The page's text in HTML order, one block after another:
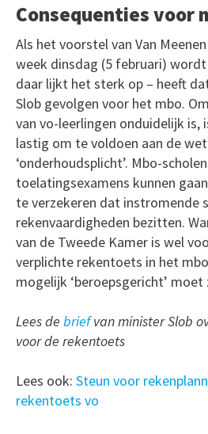
Consequenties voor
Als het voorstel van Van
week dinsdag (5 februari)
daar lijkt het sterk op – heeft
Slob gevolgen voor het mbo.
van vo-leerlingen onduidelijk is,
lastig om te voldoen aan de
‘onderhoudsplicht’. Mbo-
toelatingsexamens kunnen
te verzekeren dat instromende
rekenvaardigheden bezitten.
van de Tweede Kamer is wel
verplichte rekentoets in het
mogelijk ‘beroepsgericht’ moet
Lees de briefvan minister Slob
voor de rekentoets
Lees ook: Steun voor
rekentoets vo